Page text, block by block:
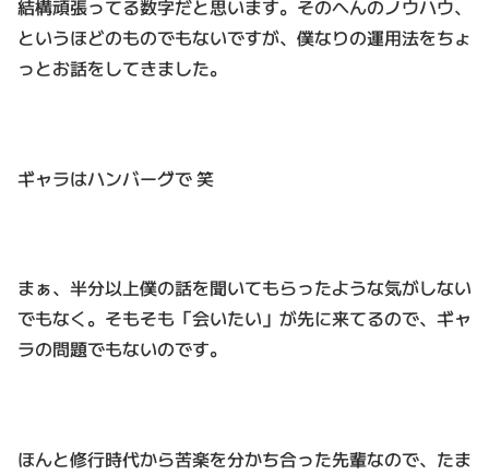
結構頑張ってる数字だと思います。そのへんのノウハウ、
というほどのものでもないですが、僕なりの運用法をちょ
っとお話をしてきました。
ギャラはハンバーグで 笑
まぁ、半分以上僕の話を聞いてもらったような気がしない
でもなく。そもそも「会いたい」が先に来てるので、ギャ
ラの問題でもないのです。
ほんと修行時代から苦楽を分かち合った先輩なので、たま